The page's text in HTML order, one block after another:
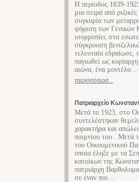
Η περίοδος 1839-
μια σειρά από
συγκυρία των
ψήφιση των Γενικών
ισορροπίες στα
σύγκρουση
τελευταία εδραίωσε,
παγιωθεί ως
αιώνα, ένα μοντέλο...
περισσότερα...
Πατριαρχείο
Μετά το 1923, στο
συντελέστηκαν
χαρακτήρα και
ποιμνίου του . Μετά
του Οικουμενικού
οποία έληξε με τα
κατοίκων της
πατριάρχη
σε έναν πιο...